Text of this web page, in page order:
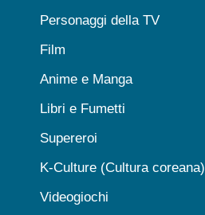
Personaggi della TV
Film
Anime e Manga
Libri e Fumetti
Supereroi
K-Culture (Cultura coreana)
Videogiochi